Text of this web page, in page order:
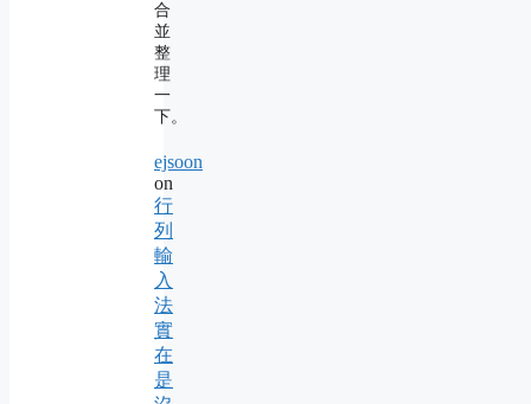
合
並
整
理
一
下。
ejsoon
on
行
列
輸
入
法
實
在
是